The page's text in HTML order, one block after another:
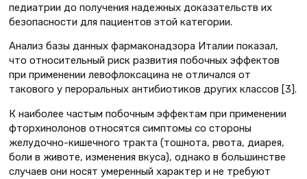
педиатрии до получения надежных доказательств их
безопасности для пациентов этой категории.
Анализ базы данных фармаконадзора Италии показал,
что относительный риск развития побочных эффектов
при применении левофлоксацина не отличался от
такового у пероральных антибиотиков других классов [3].
К наиболее частым побочным эффектам при применении
фторхинолонов относятся симптомы со стороны
желудочно-кишечного тракта (тошнота, рвота, диарея,
боли в животе, изменения вкуса), однако в большинстве
случаев они носят умеренный характер и не требуют